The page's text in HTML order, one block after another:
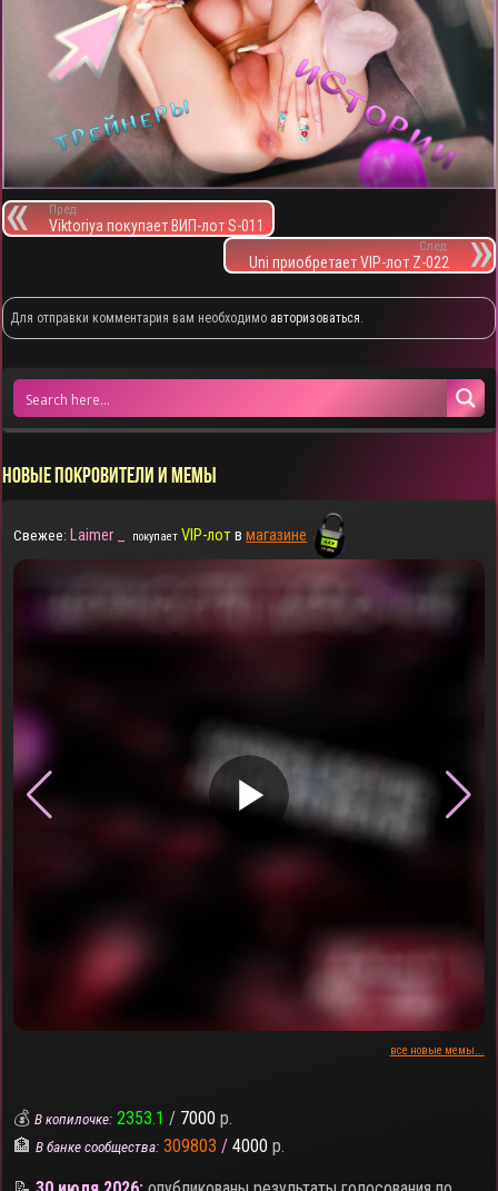
Пред.
Viktoriya покупает ВИП-лот S-011
След.
Uni приобретает VIP-лот Z-022
Для отправки комментария вам необходимо авторизоваться.
НОВЫЕ ПОКРОВИТЕЛИ И МЕМЫ
Свежее: Laimer _ покупает VIP-лотвмагазине
▶
все новые мемы...
💰В копилочке: 2353.1 / 7000 р.
🏦В банке сообщества: 309803 / 4000 р.